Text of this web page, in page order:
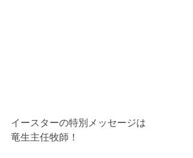
イースターの特別メッセージは
竜生主任牧師！